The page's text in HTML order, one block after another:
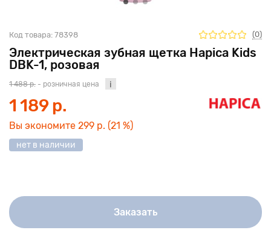
Электрическая зубная щетка Hapica Kids
DBK-1, розовая
Код товара: 78398 (0)
1 488 р. - розничная цена
1 189 р.
Вы экономите 299 р. (21 %)
нет в наличии
Заказать